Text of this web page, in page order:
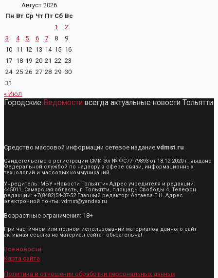
Август 2026
Пн Вт Ср Чт Пт Сб Вс
1
2
3
4 5 6 7 8
9
10 11 12 13 14 15 16
17 18 19 20 21 22 23
24 25 26 27 28 29 30
31
« Июл
Городские Ведомости всегда актуальные новости Тольятти
Средство массовой информации сетевое издание vdmst.ru
Свидетельство о регистрации СМИ Эл № ФС77-79893 от 18.12.2020 г. выдано
Федеральной службой по надзору в сфере связи, информационных
технологий и массовых коммуникаций.
Учредитель: МБУ «Новости Тольятти» Адрес учредителя и редакции:
445011, Самарская область, г. Тольятти, площадь Свободы 4. Телефон
редакции: +7(8482)54-37-52 Главный редактор: Автаева Е.Н. Адрес
электронной почты: vdmst@yandex.ru
Возрастные ограничения: 18+
При частичном или полном использовании материалов данного сайт
активная ссылка на материал сайта - обязательна!
Все новости
Карта сайта
Политика в отношении обработки персональных данных